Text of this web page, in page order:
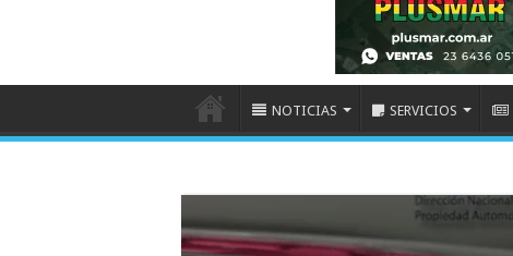
NOTICIAS SERVICIOS